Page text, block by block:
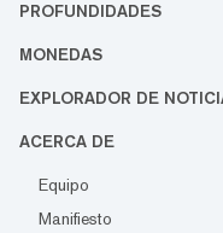
PROFUNDIDADES
MONEDAS
EXPLORADOR DE
ACERCA DE
Equipo
Manifiesto